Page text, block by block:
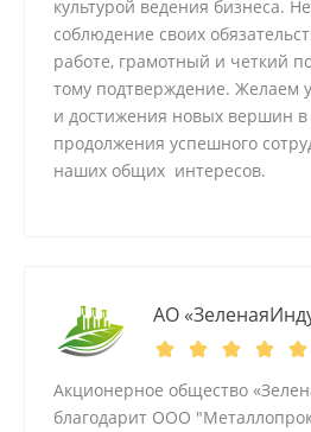
культурой ведения бизнеса.
соблюдение своих
работе, грамотный и четкий
тому подтверждение. Желаем
и достижения новых вершин
продолжения успешного
наших общих интересов.
АО
Акционерное общество
благодарит ООО